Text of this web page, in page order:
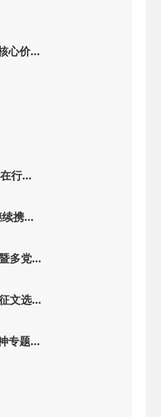
心价…
行…
携…
多党…
文选…
专题…